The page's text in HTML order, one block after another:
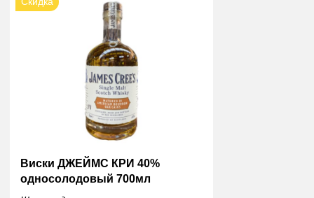
Виски ДЖЕЙМС КРИ 40%
односолодовый 700мл